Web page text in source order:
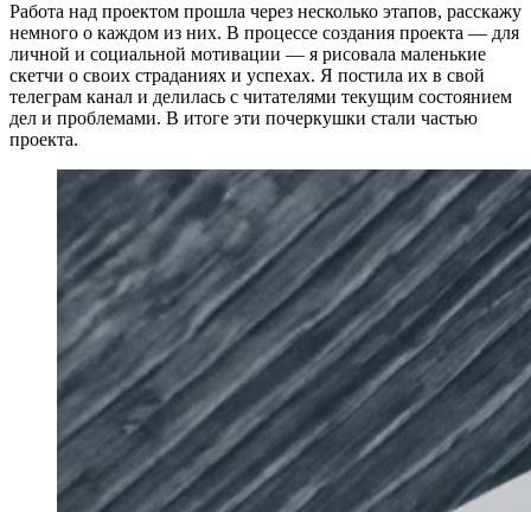
Работа над проектом прошла через несколько этапов, расскажу
немного о каждом из них. В процессе создания проекта — для
личной и социальной мотивации — я рисовала маленькие
скетчи о своих страданиях и успехах. Я постила их в свой
телеграм канал и делилась с читателями текущим состоянием
дел и проблемами. В итоге эти почеркушки стали частью
проекта.